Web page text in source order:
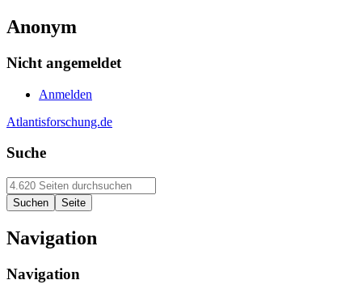
Anonym
Nicht angemeldet
Anmelden
Atlantisforschung.de
Suche
Navigation
Navigation